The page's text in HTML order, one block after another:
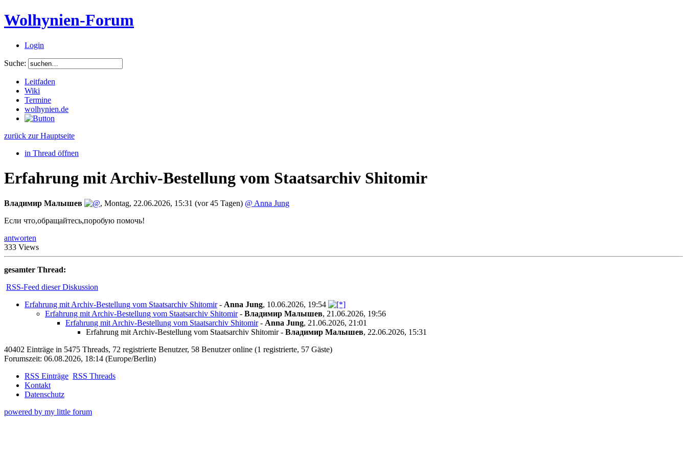
Wolhynien-Forum
Login
Suche:
Leitfaden
Wiki
Termine
wolhynien.de
zurück zur Hauptseite
in Thread öffnen
Erfahrung mit Archiv-Bestellung vom Staatsarchiv Shitomir
Владимир Малышев , Montag, 22.06.2026, 15:31 (vor 45 Tagen) @ Anna Jung
Если что,обращайтесь,поробую помочь!
antworten
333 Views
gesamter Thread:
RSS-Feed dieser Diskussion
Erfahrung mit Archiv-Bestellung vom Staatsarchiv Shitomir- Anna Jung, 10.06.2026, 19:54
Erfahrung mit Archiv-Bestellung vom Staatsarchiv Shitomir- Владимир Малышев, 21.06.2026, 19:56
Erfahrung mit Archiv-Bestellung vom Staatsarchiv Shitomir- Anna Jung, 21.06.2026, 21:01
Erfahrung mit Archiv-Bestellung vom Staatsarchiv Shitomir- Владимир Малышев, 22.06.2026, 15:31
40402 Einträge in 5475 Threads, 72 registrierte Benutzer, 58 Benutzer online (1 registrierte, 57 Gäste)
Forumszeit: 06.08.2026, 18:14 (Europe/Berlin)
RSS Einträge RSS Threads
Kontakt
Datenschutz
powered by my little forum